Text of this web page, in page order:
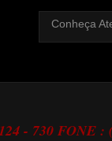
Conheça
- 730 FONE :